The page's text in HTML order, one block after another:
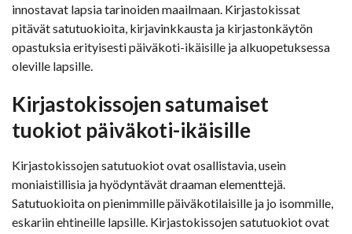
innostavat lapsia tarinoiden maailmaan. Kirjastokissat
pitävät satutuokioita, kirjavinkkausta ja kirjastonkäytön
opastuksia erityisesti päiväkoti-ikäisille ja alkuopetuksessa
oleville lapsille.
Kirjastokissojen satumaiset
tuokiot päiväkoti-ikäisille
Kirjastokissojen satutuokiot ovat osallistavia, usein
moniaistillisia ja hyödyntävät draaman elementtejä.
Satutuokioita on pienimmille päiväkotilaisille ja jo isommille,
eskariin ehtineille lapsille. Kirjastokissojen satutuokiot ovat